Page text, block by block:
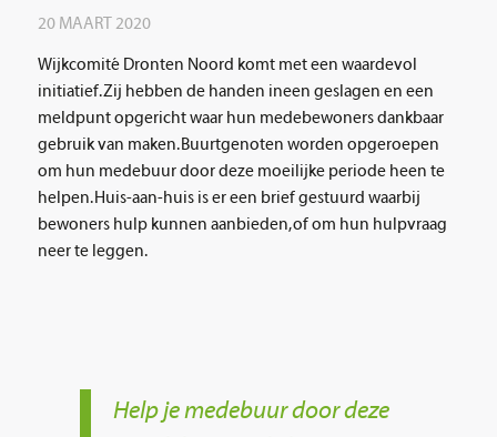
20 MAART 2020
Wijkcomité Dronten Noord komt met een waardevol
initiatief. Zij hebben de handen ineen geslagen en een
meldpunt opgericht waar hun medebewoners dankbaar
gebruik van maken. Buurtgenoten worden opgeroepen
om hun medebuur door deze moeilijke periode heen te
helpen. Huis-aan-huis is er een brief gestuurd waarbij
bewoners hulp kunnen aanbieden, of om hun hulpvraag
neer te leggen.
Help je medebuur door deze